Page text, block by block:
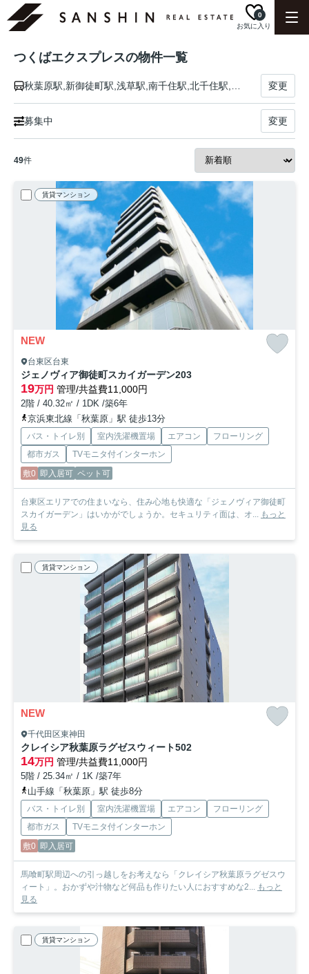
お気に入り
0
つくばエクスプレスの物件一覧
変更
募集中 変更
49件
賃貸マンション
NEW
台東区台東
ジェノヴィア御徒町スカイガーデン203
19万円 管理/共益費11,000円
2階 / 40.32㎡ / 1DK /築6年
京浜東北線「秋葉原」駅 徒歩13分
バス・トイレ別 室内洗濯機置場 エアコン
フローリング
都市ガス
TVモニタ付インターホン
敷0 即入居可 ペット可
台東区エリアでの住まいなら、住み心地も快適な「ジェノヴィア御徒町
スカイガーデン」はいかがでしょうか。セキュリティ面は、オ... もっと
見る
賃貸マンション
NEW
千代田区東神田
クレイシア秋葉原ラグゼスウィート502
14万円 管理/共益費11,000円
5階 / 25.34㎡ / 1K /築7年
山手線「秋葉原」駅 徒歩8分
バス・トイレ別 室内洗濯機置場 エアコン
フローリング
都市ガス
TVモニタ付インターホン
敷0 即入居可
馬喰町駅周辺への引っ越しをお考えなら「クレイシア秋葉原ラグゼスウ
ィート」。おかずや汁物など何品も作りたい人におすすめな2... もっと
見る
賃貸マンション